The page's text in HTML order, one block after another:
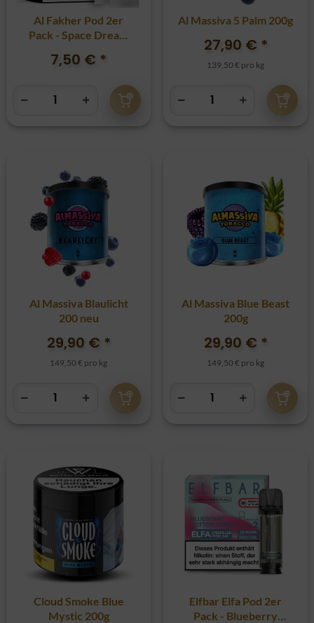
Al Fakher Pod 2er
Pack - Space Dream
7,50 € *
Al Massiva 5 Palm 200g
27,90 € *
139,50 € pro kg
Al Massiva Blaulicht
200 neu
29,90 € *
149,50 € pro kg
Al Massiva Blue Beast
200g
29,90 € *
149,50 € pro kg
Cloud Smoke Blue
Mystic 200g
Elfbar Elfa Pod 2er
Pack - Blueberry